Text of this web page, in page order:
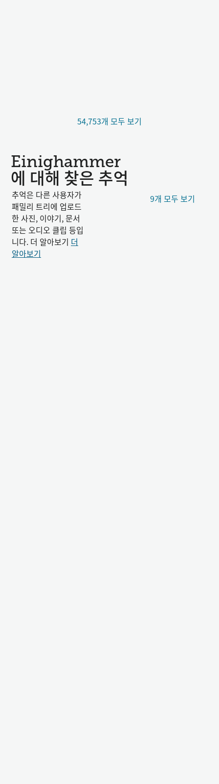
54,753개 모두 보기
Einighammer
에 대해 찾은 추억
추억은 다른 사용자가
패밀리 트리에 업로드
한 사진, 이야기, 문서
또는 오디오 클립 등입
니다. 더 알아보기 더
알아보기
9개 모두 보기